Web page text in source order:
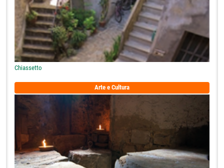
Chiassetto
Arte e Cultura